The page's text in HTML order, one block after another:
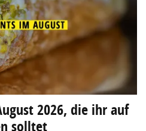
2026, die ihr auf
solltet